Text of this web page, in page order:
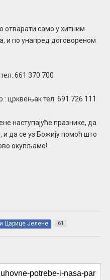
отварати само у хитним
и по унапред договореном
661 370 700
црквењак тел. 691 726 111
наступајуће празнике, да
да се уз Божију помоћ што
окупљамо!
Царице Јелене 61